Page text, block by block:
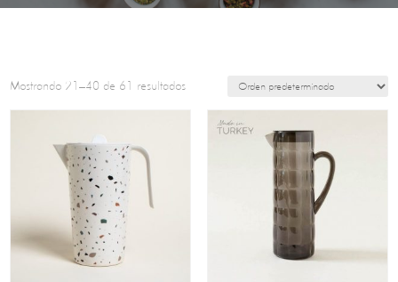
Mostrando 21–40 de 61 resultados